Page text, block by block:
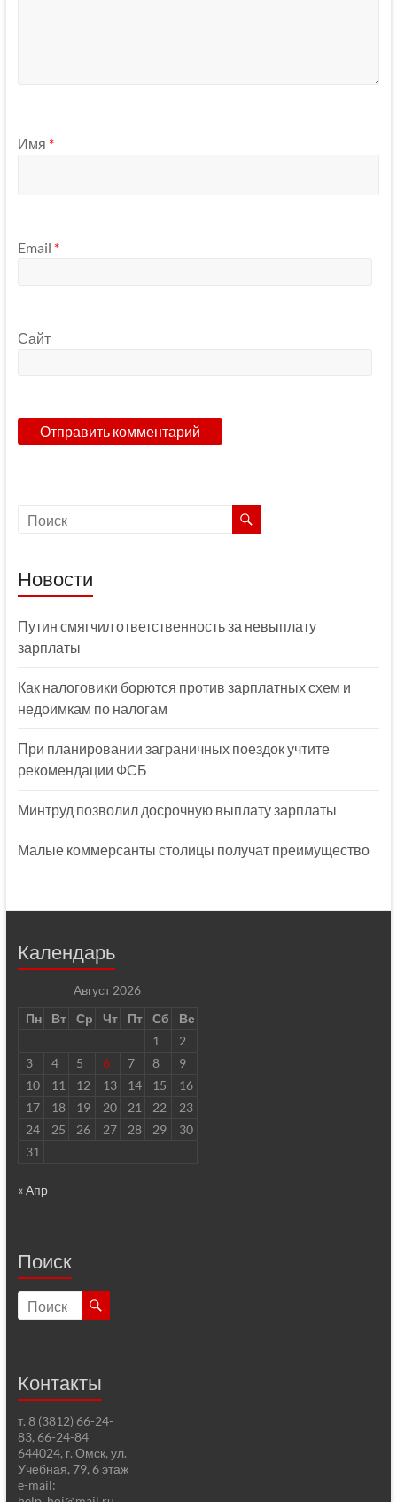
Имя *
Email *
Сайт
Новости
Путин смягчил ответственность за невыплату
зарплаты
Как налоговики борются против зарплатных схем и
недоимкам по налогам
При планировании заграничных поездок учтите
рекомендации ФСБ
Минтруд позволил досрочную выплату зарплаты
Малые коммерсанты столицы получат преимущество
Календарь
Август 2026
Пн
Вт Ср Чт Пт Сб
Вс
1
2
3
4 5 6 7 8
9
10
11 12 13 14 15
16
17
18 19 20 21 22
23
24
25 26 27 28 29
30
31
« Апр
Поиск
Контакты
т. 8 (3812) 66-24-
83, 66-24-84
644024, г. Омск, ул.
Учебная, 79, 6 этаж
e-mail: